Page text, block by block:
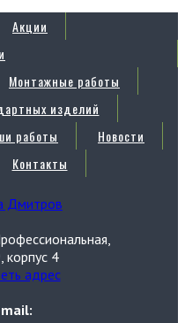
Акции
Монтажные работы
изделий
работы
Новости
Контакты
4
адрес
mail: